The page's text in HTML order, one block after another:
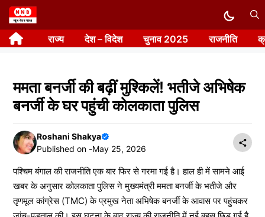
Skip
to
content राज्य देश – विदेश चुनाव 2025 राजनीति
ममता बनर्जी की बढ़ीं मुश्किलें! भतीजे अभिषेक
बनर्जी के घर पहुंची कोलकाता पुलिस
Roshani Shakya
Published on -May 25, 2026
पश्चिम बंगाल की राजनीति एक बार फिर से गरमा गई है। हाल ही में सामने आई
खबर के अनुसार कोलकाता पुलिस ने मुख्यमंत्री ममता बनर्जी के भतीजे और
तृणमूल कांग्रेस (TMC) के प्रमुख नेता अभिषेक बनर्जी के आवास पर पहुंचकर